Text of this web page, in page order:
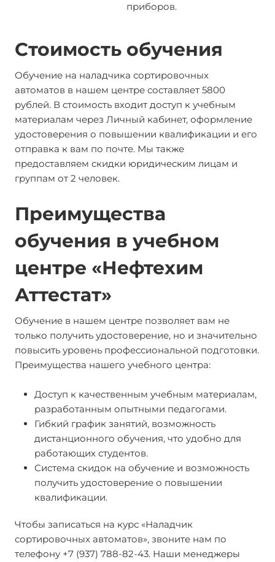
приборов.
Стоимость обучения
Обучение на наладчика сортировочных
автоматов в нашем центре составляет 5800
рублей. В стоимость входит доступ к учебным
материалам через Личный кабинет, оформление
удостоверения о повышении квалификации и его
отправка к вам по почте. Мы также
предоставляем скидки юридическим лицам и
группам от 2 человек.
Преимущества
обучения в учебном
центре «Нефтехим
Аттестат»
Обучение в нашем центре позволяет вам не
только получить удостоверение, но и значительно
повысить уровень профессиональной подготовки.
Преимущества нашего учебного центра:
Доступ к качественным учебным материалам,
разработанным опытными педагогами.
Гибкий график занятий, возможность
дистанционного обучения, что удобно для
работающих студентов.
Система скидок на обучение и возможность
получить удостоверение о повышении
квалификации.
Чтобы записаться на курс «Наладчик
сортировочных автоматов», звоните нам по
телефону +7 (937) 788-82-43. Наши менеджеры